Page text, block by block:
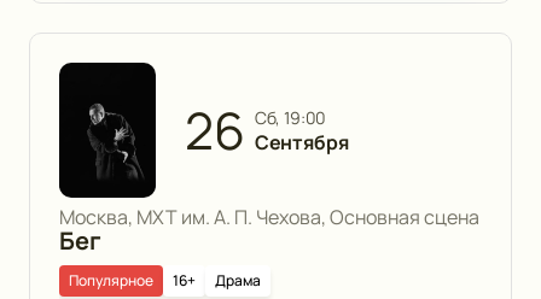
26 сб, 19:00
Сентября
Москва, МХТ им. А. П. Чехова, Основная сцена
Бег
16+ Драма
Популярное